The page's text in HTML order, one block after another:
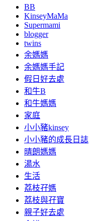
BB
KinseyMaMa
Supermami
blogger
twins
余媽媽
余媽媽手記
假日好去處
和牛B
和牛媽媽
家庭
小小豬kinsey
小小豬的成長日誌
晴朗媽媽
湯水
生活
荔枝孖媽
荔枝與孖寶
親子好去處